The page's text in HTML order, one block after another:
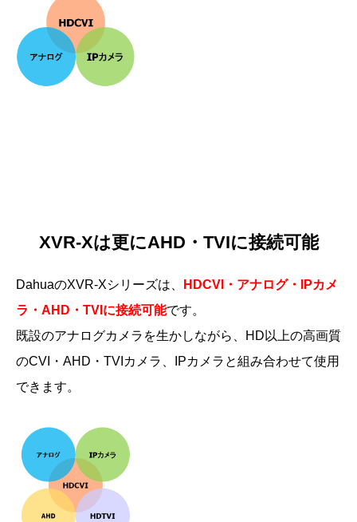
XVR-Xは更にAHD・TVIに接続可能
DahuaのXVR-Xシリーズは、
HDCVI・アナログ・IPカメ
ラ・AHD・TVIに接続可能です。
既設のアナログカメラを生かしながら、HD以上の高画質
のCVI・AHD・TVIカメラ、IPカメラと組み合わせて使用
できます。